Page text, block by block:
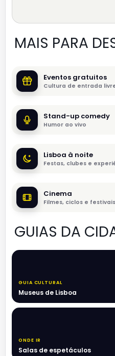
MAIS PARA
Eventos gratuitos
Cultura de entrada
Stand-up comedy
Humor ao vivo
Lisboa à noite
Festas, clubes e
Cinema
Filmes, ciclos e festivais
GUIAS DA
GUIA CULTURAL
Museus de Lisboa
ONDE IR
Salas de espetáculos